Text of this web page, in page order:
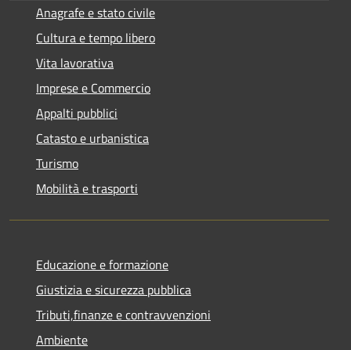
Anagrafe e stato civile
Cultura e tempo libero
Vita lavorativa
Imprese e Commercio
Appalti pubblici
Catasto e urbanistica
Turismo
Mobilità e trasporti
Educazione e formazione
Giustizia e sicurezza pubblica
Tributi,finanze e contravvenzioni
Ambiente